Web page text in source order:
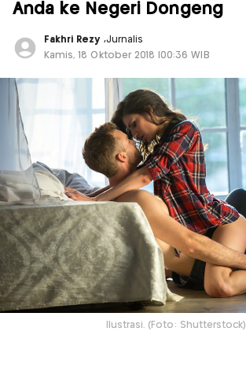
Anda ke Negeri Dongeng
Fakhri Rezy ,Jurnalis
Kamis, 18 Oktober 2018 |00:36 WIB
Ilustrasi. (Foto: Shutterstock)